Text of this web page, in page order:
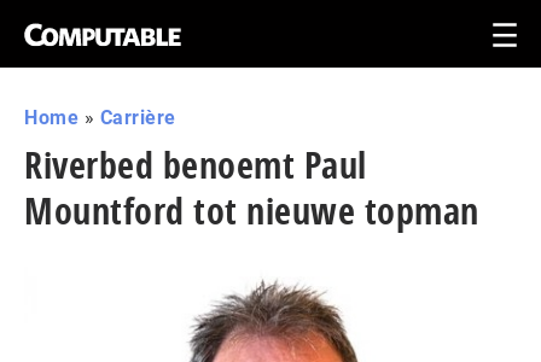
Home » Carrière
Riverbed benoemt Paul
Mountford tot nieuwe topman